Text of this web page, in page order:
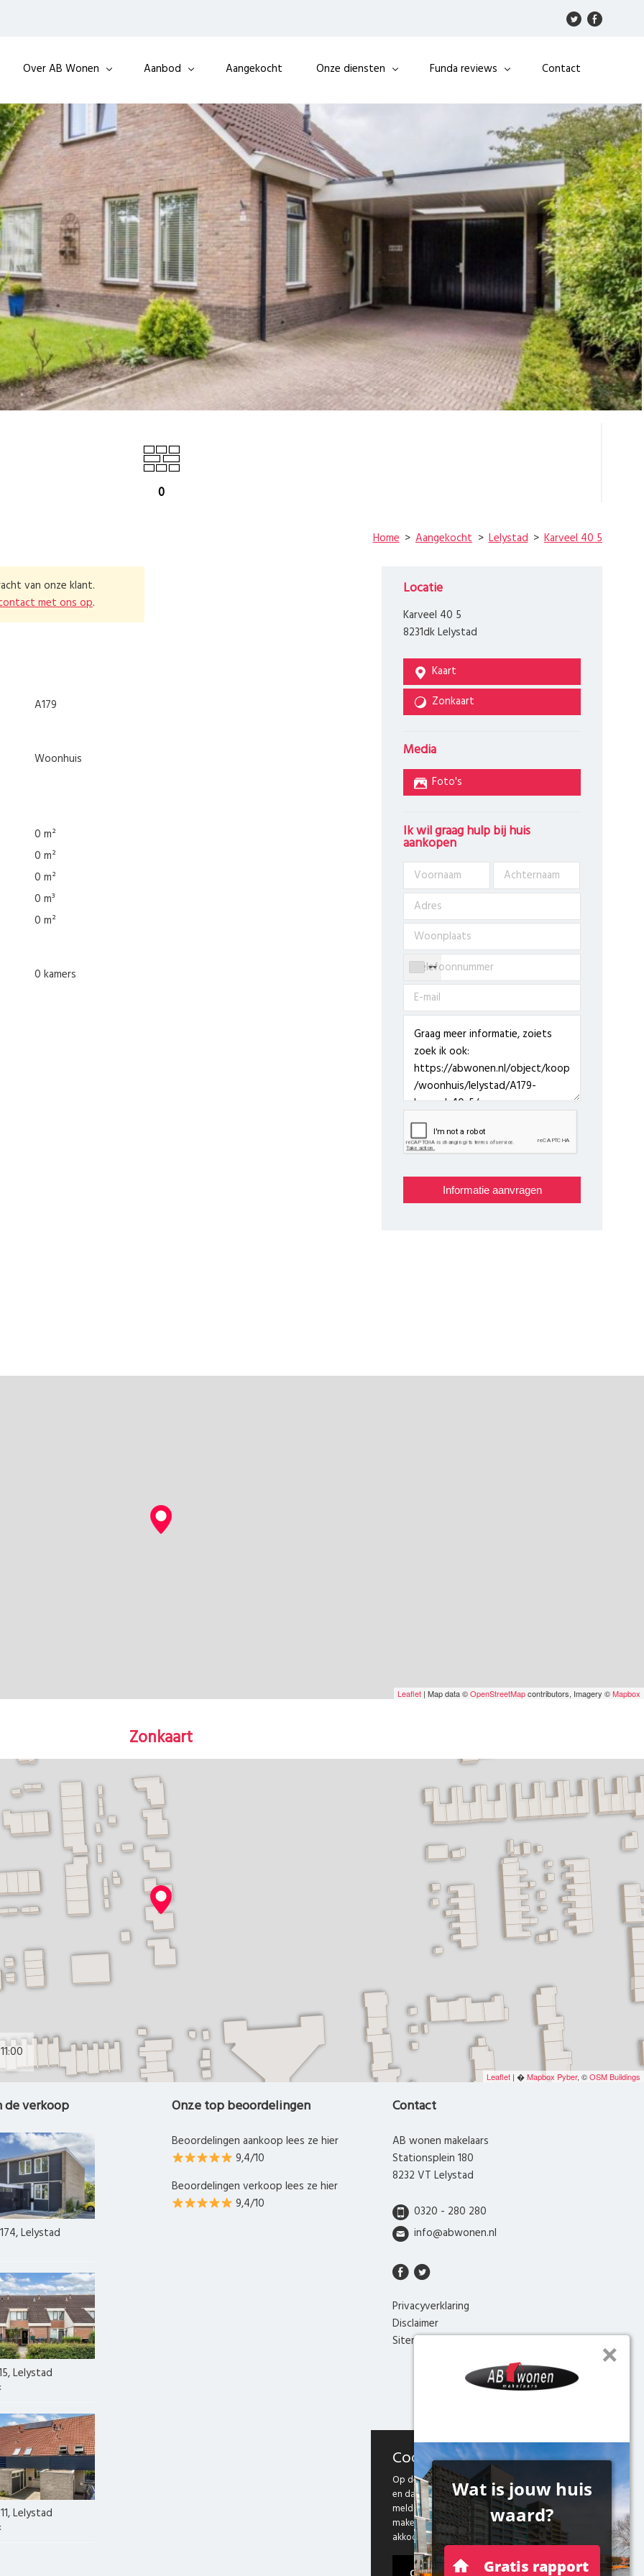
Over AB Wonen Aanbod Aangekocht Onze diensten Funda reviews Contact
0
Home Aangekocht Lelystad Karveel 40 5
van onze klant.
met ons op.
A179
woonhuis
0 m²
0 m²
0 m²
0 m³
0 m²
0 kamers
Locatie
Karveel 40 5
8231dk Lelystad
Kaart
Zonkaart
Media
Foto's
Ik wil graag hulp bij huis
aankopen
Leaflet | Map data ©OpenStreetMapcontributors, Imagery ©Mapbox
Zonkaart
Leaflet | �Mapbox Pyber, ©OSM Buildings
11:00
verkoop
Lelystad
Lelystad
Lelystad
Onze top beoordelingen
Beoordelingen aankoop lees ze hier
9,4/10
Beoordelingen verkoop lees ze hier
9,4/10
Contact
AB wonen makelaars
Stationsplein 180
8232 VT Lelystad
0320 - 280 280
info@abwonen.nl
Privacyverklaring
Disclaimer
Sitemap
Cookies
Op deze website maken we gebruik van cookies
en daarmee vergelijkbare technieken. Door deze
melding te sluiten, of door gebruik te blijven
maken van onze website weten we dat je hiermee
akkoord gaat.